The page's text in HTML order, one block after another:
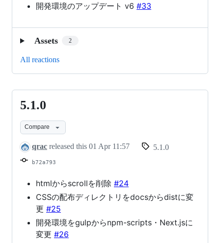
開発環境のアップデート v6 #33
Assets 2
All reactions
5.1.0
5.1.0
Compare
qrac released this 01 Apr 11:57 5.1.0
b72a793
htmlからscrollを削除 #24
CSSの配布ディレクトリをdocsからdistに変
更 #25
開発環境をgulpからnpm-scripts・Next.jsに
変更 #26